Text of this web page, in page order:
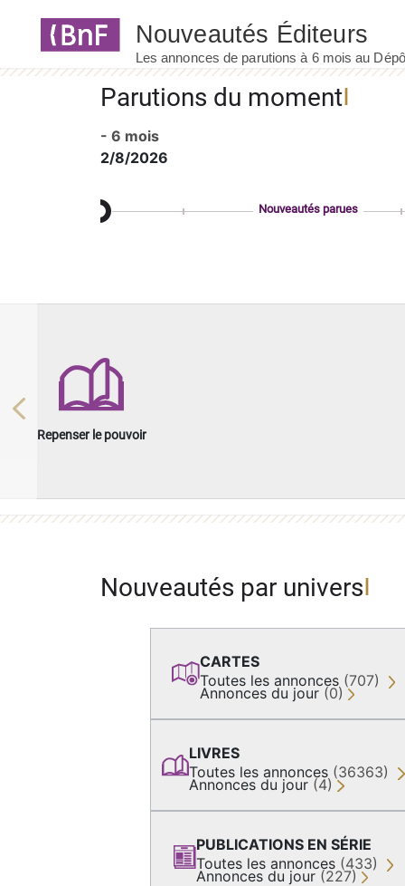
Parutions du moment
- 6 mois
2/8/2026
Nouveautés parues
Repenser le pouvoir
Previous
Nouveautés par univers
CARTES
Toutes les annonces (707)
Annonces du jour (0)
LIVRES
Toutes les annonces (36363)
Annonces du jour (4)
PUBLICATIONS EN SÉRIE
Toutes les annonces (433)
Annonces du jour (227)